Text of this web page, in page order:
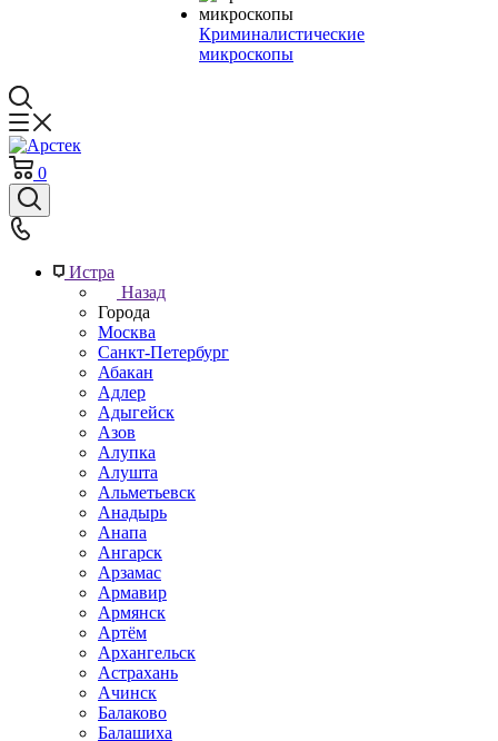
Криминалистические
микроскопы
0
Истра
Назад
Города
Москва
Санкт-Петербург
Абакан
Адлер
Адыгейск
Азов
Алупка
Алушта
Альметьевск
Анадырь
Анапа
Ангарск
Арзамас
Армавир
Армянск
Артём
Архангельск
Астрахань
Ачинск
Балаково
Балашиха